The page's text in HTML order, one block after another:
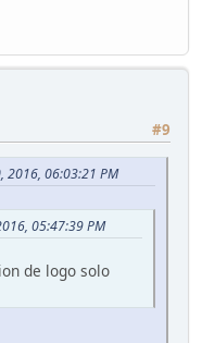
#9
2016, 06:03:21 PM
05:47:39 PM
de logo solo